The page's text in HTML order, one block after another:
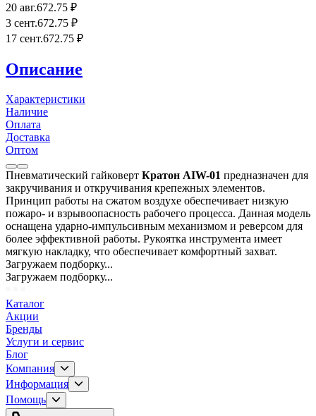
20 авг.672.75 ₽
3 сент.672.75 ₽
17 сент.672.75 ₽
Описание
Характеристики
Наличие
Оплата
Доставка
Оптом
Пневматический гайковерт Кратон AIW-01 предназначен для
закручивания и откручивания крепежных элементов.
Принцип работы на сжатом воздухе обеспечивает низкую
пожаро- и взрывоопасность рабочего процесса. Данная модель
оснащена ударно-импульсивным механизмом и реверсом для
более эффективной работы. Рукоятка инструмента имеет
мягкую накладку, что обеспечивает комфортный захват.
Загружаем подборку...
Загружаем подборку...
Каталог
Акции
Бренды
Услуги и сервис
Блог
Компания
Информация
Помощь